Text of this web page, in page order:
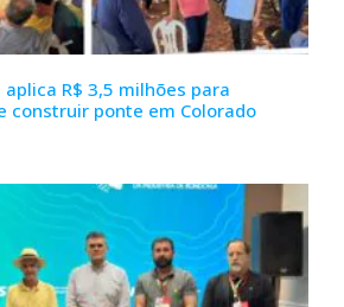
R$ 3,5 milhões para
construir ponte em Colorado